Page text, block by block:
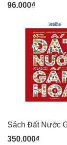
96.000₫
350.000₫